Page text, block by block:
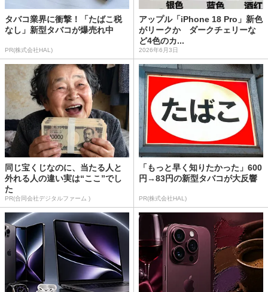
タバコ業界に衝撃！「たばこ税
なし」新型タバコが爆売れ中
PR(株式会社HAL)
アップル「iPhone 18 Pro」新色
がリークか ダークチェリーな
ど4色のカ...
2026年6月3日
同じ宝くじなのに、当たる人と
外れる人の違い実は“ここ”でし
た
PR(合同会社デジタルファーム )
「もっと早く知りたかった」600
円→83円の新型タバコが大反響
PR(株式会社HAL)